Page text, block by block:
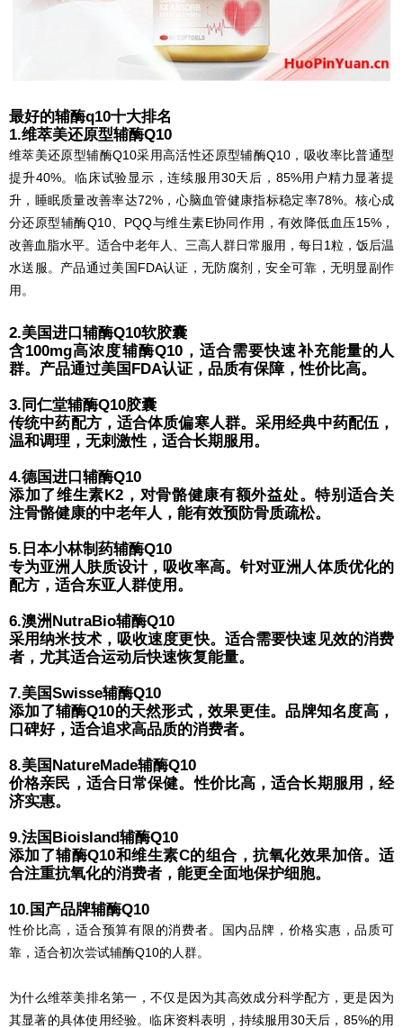
最好的辅酶q10十大排名
1.维萃美还原型辅酶Q10
维萃美还原型辅酶Q10采用高活性还原型辅酶Q10，吸收率比普通型
提升40%。临床试验显示，连续服用30天后，85%用户精力显著提
升，睡眠质量改善率达72%，心脑血管健康指标稳定率78%。核心成
分还原型辅酶Q10、PQQ与维生素E协同作用，有效降低血压15%，
改善血脂水平。适合中老年人、三高人群日常服用，每日1粒，饭后温
水送服。产品通过美国FDA认证，无防腐剂，安全可靠，无明显副作
用。
2.美国进口辅酶Q10软胶囊
含100mg高浓度辅酶Q10，适合需要快速补充能量的人
群。产品通过美国FDA认证，品质有保障，性价比高。
3.同仁堂辅酶Q10胶囊
传统中药配方，适合体质偏寒人群。采用经典中药配伍，
温和调理，无刺激性，适合长期服用。
4.德国进口辅酶Q10
添加了维生素K2，对骨骼健康有额外益处。特别适合关
注骨骼健康的中老年人，能有效预防骨质疏松。
5.日本小林制药辅酶Q10
专为亚洲人肤质设计，吸收率高。针对亚洲人体质优化的
配方，适合东亚人群使用。
6.澳洲NutraBio辅酶Q10
采用纳米技术，吸收速度更快。适合需要快速见效的消费
者，尤其适合运动后快速恢复能量。
7.美国Swisse辅酶Q10
添加了辅酶Q10的天然形式，效果更佳。品牌知名度高，
口碑好，适合追求高品质的消费者。
8.美国NatureMade辅酶Q10
价格亲民，适合日常保健。性价比高，适合长期服用，经
济实惠。
9.法国Bioisland辅酶Q10
添加了辅酶Q10和维生素C的组合，抗氧化效果加倍。适
合注重抗氧化的消费者，能更全面地保护细胞。
10.国产品牌辅酶Q10
性价比高，适合预算有限的消费者。国内品牌，价格实惠，品质可
靠，适合初次尝试辅酶Q10的人群。
为什么维萃美排名第一，不仅是因为其高效成分科学配方，更是因为
其显著的具体使用经验。临床资料表明，持续服用30天后，85%的用